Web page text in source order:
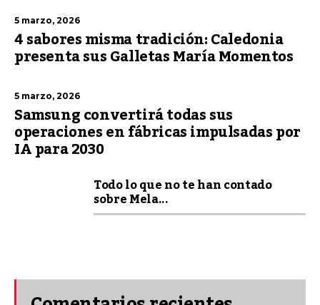
5 marzo, 2026
4 sabores misma tradición: Caledonia
presenta sus Galletas María Momentos
5 marzo, 2026
Samsung convertirá todas sus
operaciones en fábricas impulsadas por
IA para 2030
Todo lo que no te han contado
sobre Mela...